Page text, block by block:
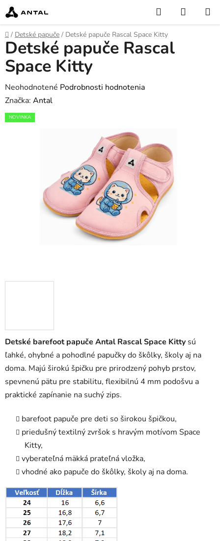
Prejsť
na
obsah
Hľadať
KOŠÍK
Domov
/ Detské papuče / Detské papuče Rascal Space Kitty
Detské barefoot papuče Antal Rascal Space Kitty sú
ľahké, ohybné a pohodlné papučky do škôlky, školy aj na
doma. Majú širokú špičku pre prirodzený pohyb prstov,
spevnenú pätu pre stabilitu, flexibilnú 4 mm podošvu a
praktické zapínanie na suchý zips.
barefoot papuče pre deti so širokou špičkou,
priedušný textilný zvršok s hravým motívom Space
Kitty,
vyberateľná mäkká prateľná vložka,
vhodné ako papuče do škôlky, školy aj na doma.
Detské papuče Rascal
Space Kitty
Priemerné
hodnotenie
produktu
Neohodnotené Podrobnosti hodnotenia
Značka: Antal
NOVINKA